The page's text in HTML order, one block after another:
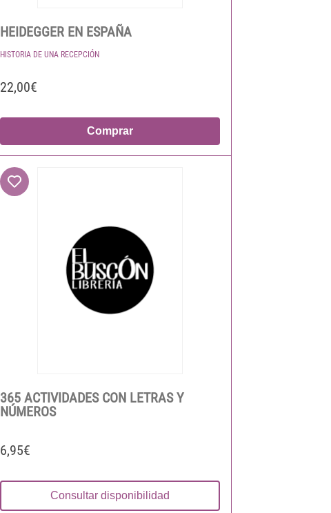
HEIDEGGER EN ESPAÑA
HISTORIA DE UNA RECEPCIÓN
22,00€
Comprar
365 ACTIVIDADES CON LETRAS Y
NÚMEROS
6,95€
Consultar disponibilidad